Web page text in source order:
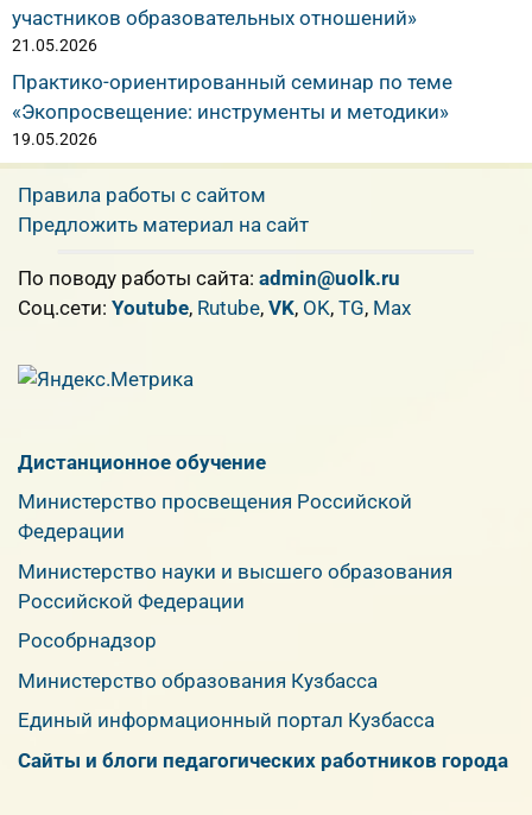
участников образовательных отношений»
21.05.2026
Практико-ориентированный семинар по теме
«Экопросвещение: инструменты и методики»
19.05.2026
Правила работы с сайтом
Предложить материал на сайт
По поводу работы сайта: admin@uolk.ru
Cоц.сети: Youtube, Rutube, VK, OK, TG, Max
Дистанционное обучение
Министерство просвещения Российской
Федерации
Министерство науки и высшего образования
Российской Федерации
Рособрнадзор
Министерство образования Кузбасса
Единый информационный портал Кузбасса
Сайты и блоги педагогических работников города